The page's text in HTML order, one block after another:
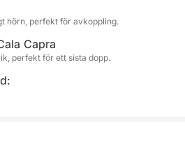
som kombinerar
vatten med Costa Smeraldas
som söker en oförglömlig
hörn, perfekt för avkoppling.
Capra
perfekt för ett sista dopp.